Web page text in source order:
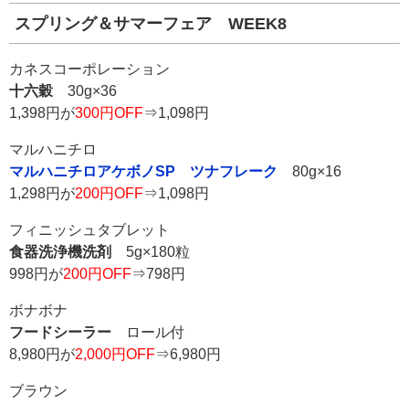
スプリング＆サマーフェア WEEK8
カネスコーポレーション
十六穀 30g×36
1,398円が300円OFF⇒1,098円
マルハニチロ
マルハニチロアケボノSP ツナフレーク
80g×16
1,298円が200円OFF⇒1,098円
フィニッシュタブレット
食器洗浄機洗剤
5g×180粒
998円が200円OFF⇒798円
ボナボナ
フードシーラー ロール付
8,980円が2,000円OFF⇒6,980円
ブラウン